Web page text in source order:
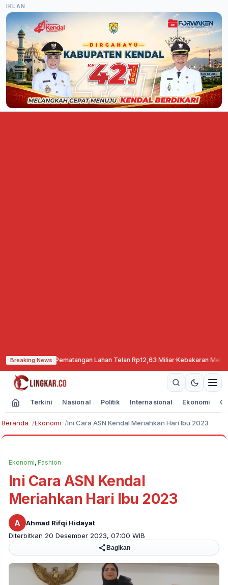
IKLAN
Breaking News
Pematangan Lahan Telan Rp12,63 Miliar·Kebakaran Meluas, TNBTS
Terkini Nasional Politik Internasional Ekonomi
Beranda Ekonomi Ini Cara ASN Kendal Meriahkan Hari Ibu 2023
Ekonomi, Fashion
Ini Cara ASN Kendal
Meriahkan Hari Ibu 2023
A
Ahmad Rifqi Hidayat
Diterbitkan 20 Desember 2023, 07:00 WIB
Bagikan